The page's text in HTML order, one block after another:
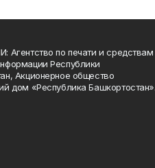
Агентство по печати и средствам
Республики
Акционерное общество
дом «Республика Башкортостан».